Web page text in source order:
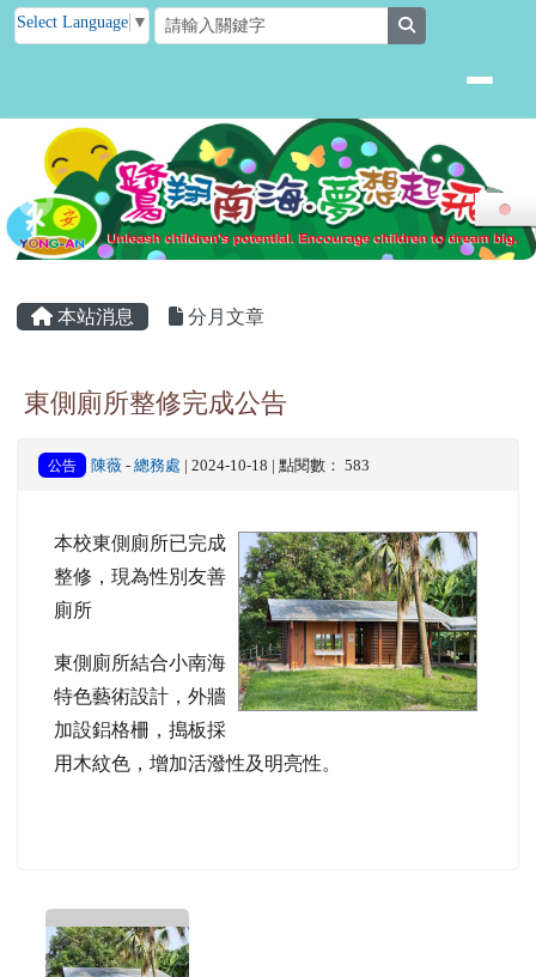
跳至主內容區
臺南市後壁區永安國小
Select Language ▼
本站消息 分月文章
東側廁所整修完成公告
公告 陳薇- 總務處 | 2024-10-18 | 點閱數： 583
image
本校東側廁所已完成
整修，現為性別友善
廁所
東側廁所結合小南海
特色藝術設計，外牆
加設鋁格柵，搗板採
用木紋色，增加活潑性及明亮性。